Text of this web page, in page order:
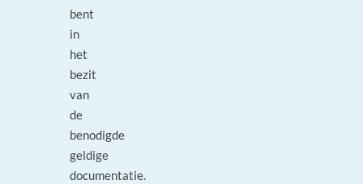
bent
in
het
bezit
van
de
benodigde
geldige
documentatie.